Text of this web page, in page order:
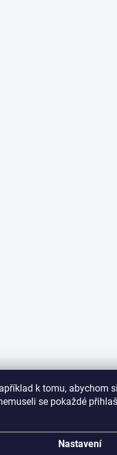
k tomu, abychom
se pokaždé
Nastavení